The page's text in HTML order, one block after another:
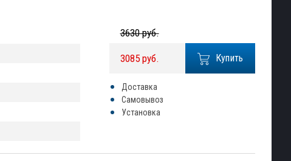
Купить
3630 руб.
3085 руб.
Доставка
Самовывоз
Установка